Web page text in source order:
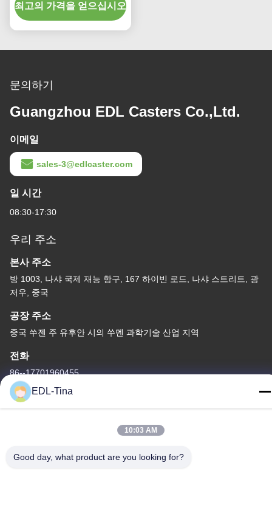
최고의 가격을 얻으십시오
문의하기
Guangzhou EDL Casters Co.,Ltd.
이메일
sales-3@edlcaster.com
일 시간
08:30-17:30
우리 주소
본사 주소
방 1003, 나샤 국제 재능 항구, 167 하이빈 로드, 나샤 스트리트, 광
저우, 중국
공장 주소
중국 쑤젠 주 유후안 시의 쑤멘 과학기술 산업 지역
전화
86--17701960455
Guangzhou EDL Casters Co.,Ltd. . 판권 소유.
EDL-Tina
10:03 AM
Good day, what product are you looking for?